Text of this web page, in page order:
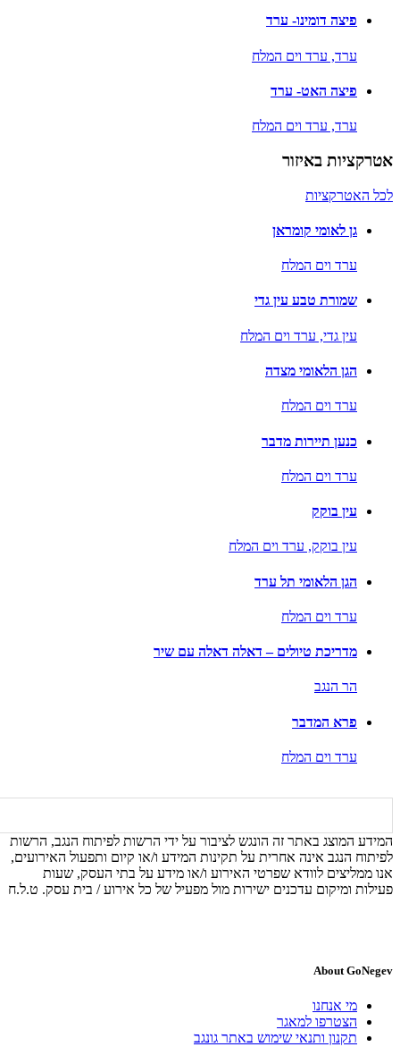
פיצה דומינו- ערד
ערד, ערד וים המלח
פיצה האט- ערד
ערד, ערד וים המלח
אטרקציות באיזור
לכל האטרקציות
גן לאומי קומראן
ערד וים המלח
שמורת טבע עין גדי
עין גדי, ערד וים המלח
הגן הלאומי מצדה
ערד וים המלח
כנען תיירות מדבר
ערד וים המלח
עין בוקק
עין בוקק, ערד וים המלח
הגן הלאומי תל ערד
ערד וים המלח
מדריכת טיולים – דאלה דאלה עם שיר
הר הנגב
פרא המדבר
ערד וים המלח
המידע המוצג באתר זה הונגש לציבור על ידי הרשות לפיתוח הנגב, הרשות
לפיתוח הנגב אינה אחרית על תקינות המידע ו/או קיום ותפעול האירועים,
אנו ממליצים לוודא שפרטי האירוע ו/או מידע על בתי העסק, שעות
פעילות ומיקום עדכנים ישירות מול מפעיל של כל אירוע / בית עסק. ט.ל.ח
About GoNegev
מי אנחנו
הצטרפו למאגר
תקנון ותנאי שימוש באתר גונגב